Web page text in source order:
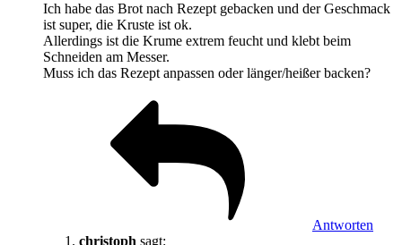
Ich habe das Brot nach Rezept gebacken und der Geschmack
ist super, die Kruste ist ok.
Allerdings ist die Krume extrem feucht und klebt beim
Schneiden am Messer.
Muss ich das Rezept anpassen oder länger/heißer backen?
Antworten
christoph sagt: